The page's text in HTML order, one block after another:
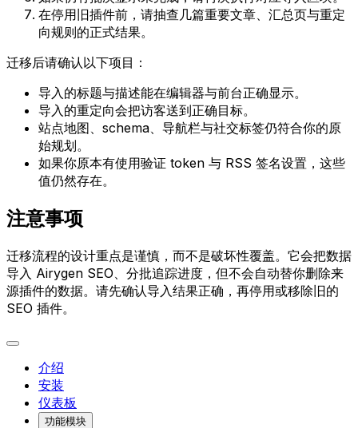
在停用旧插件前，请抽查几篇重要文章、汇总页与重定
向规则的正式结果。
迁移后请确认以下项目：
导入的标题与描述能在编辑器与前台正确显示。
导入的重定向会把访客送到正确目标。
站点地图、schema、导航栏与社交标签仍符合你的原
始规划。
如果你原本有使用验证 token 与 RSS 签名设置，这些
值仍然存在。
注意事项
迁移流程的设计重点是谨慎，而不是破坏性覆盖。它会把数据
导入 Airygen SEO、分批追踪进度，但不会自动替你删除来
源插件的数据。请先确认导入结果正确，再停用或移除旧的
SEO 插件。
介绍
安装
仪表板
功能模块